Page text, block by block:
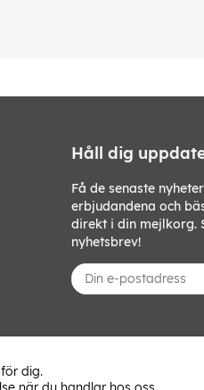
Håll dig
Få de senaste
erbjudandena och
direkt i din mejlkorg.
nyhetsbrev!
dig.